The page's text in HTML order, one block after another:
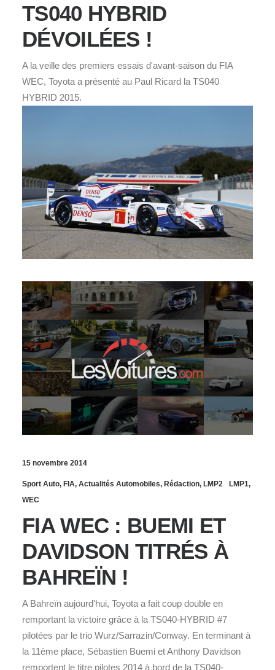
TS040 HYBRID
DÉVOILÉES !
A la veille des premiers essais d'avant-saison du FIA
WEC, Toyota a présenté au Paul Ricard la TS040
HYBRID 2015.
15 novembre 2014
Sport Auto, FIA, Actualités Automobiles, Rédaction, LMP2 LMP1,
WEC
FIA WEC : BUEMI ET
DAVIDSON TITRÉS À
BAHREÏN !
A Bahreïn aujourd'hui, Toyota a fait coup double en
remportant la victoire grâce à la TS040-HYBRID #7
pilotées par le trio Wurz/Sarrazin/Conway. En terminant à
la 11ème place, Sébastien Buemi et Anthony Davidson
remportent le titre pilotes 2014 à bord de la TS040-